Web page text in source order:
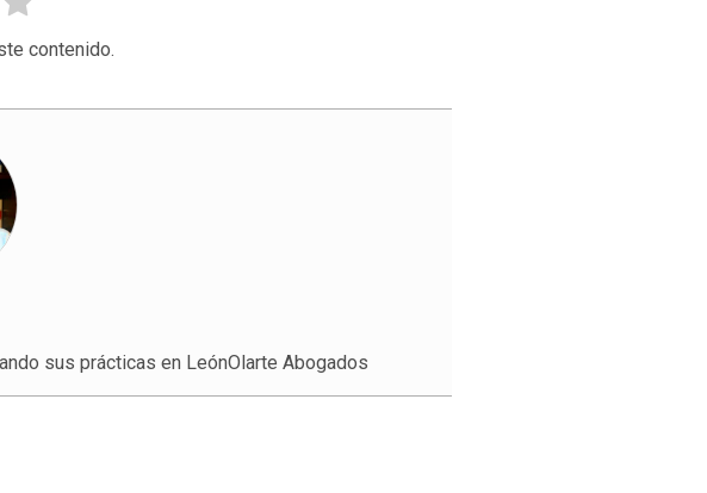
contenido.
sus prácticas en LeónOlarte Abogados